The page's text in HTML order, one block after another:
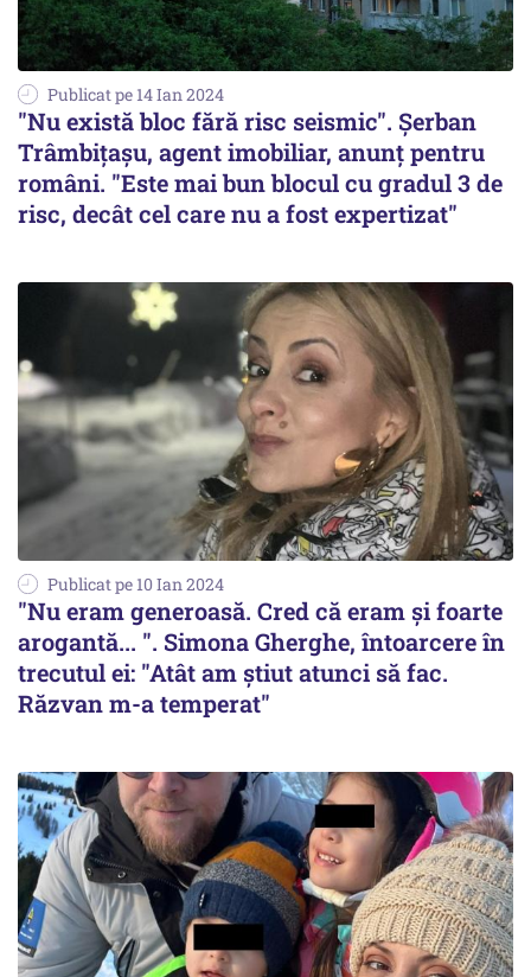
Publicat pe 14 Ian 2024
"Nu există bloc fără risc seismic". Şerban
Trâmbiţaşu, agent imobiliar, anunţ pentru
români. "Este mai bun blocul cu gradul 3 de
risc, decât cel care nu a fost expertizat"
Publicat pe 10 Ian 2024
"Nu eram generoasă. Cred că eram şi foarte
arogantă... ". Simona Gherghe, întoarcere în
trecutul ei: "Atât am ştiut atunci să fac.
Răzvan m-a temperat"